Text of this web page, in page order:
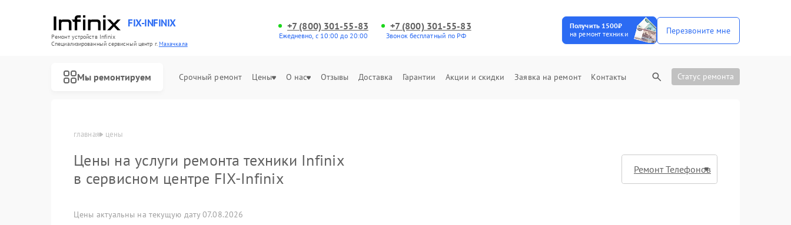
FIX-INFINIX
Ремонт устройств Infinix
Специализированный cервисный центр г.Махачкала
+7 (800) 301-55-83
Ежедневно, с 10:00 до 20:00
+7 (800) 301-55-83
Звонок бесплатный по РФ
Получить 1500₽
на ремонт техники
Перезвоните мне
Мы ремонтируем Срочный ремонт Цены О нас Отзывы Доставка Гарантии Акции и скидки Заявка на ремонт Контакты Статус ремонта
главная цены
Цены на услуги ремонта техники Infinix
в сервисном центре FIX-Infinix
Цены актуальны на текущую дату 07.08.2026